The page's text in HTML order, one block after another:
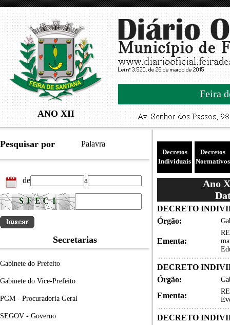
ANO XII
Feira
Pesquisar por Palavra
de a
Secretarias
Gabinete do Prefeito
Gabinete do Vice-Prefeito
PGM - Procuradoria Geral
SEGOV - Governo
Decretos
Individuais
Decretos
Normativos
Ano
DECRETO
Órgão:
Ementa:
DECRETO
Órgão:
Ementa:
DECRETO